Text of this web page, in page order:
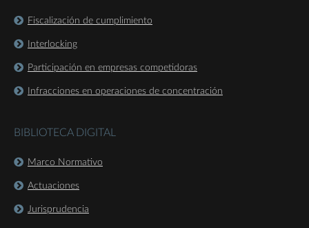
Fiscalización de cumplimiento
Interlocking
Participación en empresas competidoras
Infracciones en operaciones de concentración
BIBLIOTECA DIGITAL
Marco Normativo
Actuaciones
Jurisprudencia